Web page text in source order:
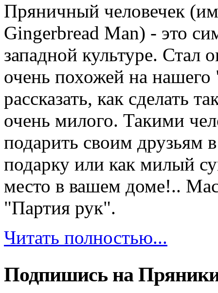
Пряничный человечек
Gingerbread Man) - это
западной культуре. Стал
очень похожей на
рассказать, как сделать
очень милого. Такими
подарить своим друзьям
подарку или как милый
место в вашем доме!..
"Партия рук".
Читать полностью...
Подпишись на